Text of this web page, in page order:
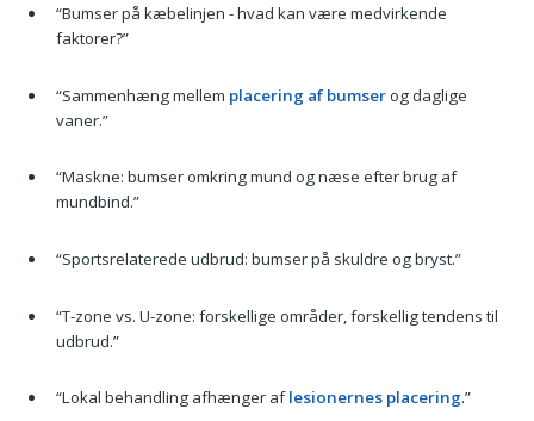
“Bumser på kæbelinjen - hvad kan være medvirkende
faktorer?”
“Sammenhæng mellem placering af bumserog daglige
vaner.”
“Maskne: bumser omkring mund og næse efter brug af
mundbind.”
“Sportsrelaterede udbrud: bumser på skuldre og bryst.”
“T-zone vs. U-zone: forskellige områder, forskellig tendens til
udbrud.”
“Lokal behandling afhænger aflesionernes placering.”